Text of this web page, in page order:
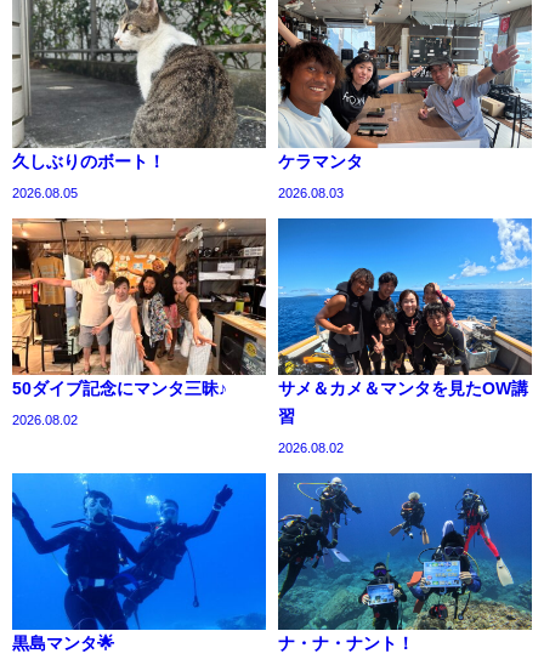
久しぶりのボート！
2026.08.05
ケラマンタ
2026.08.03
50ダイブ記念にマンタ三昧♪
2026.08.02
サメ＆カメ＆マンタを見たOW講
習
2026.08.02
黒島マンタ🌟 ナ・ナ・ナント！